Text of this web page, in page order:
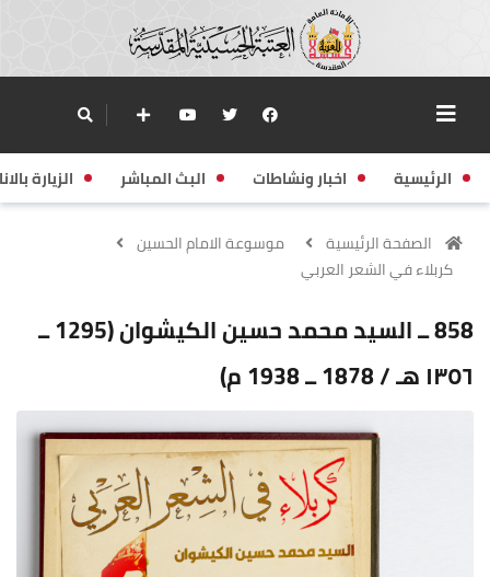
الرئيسية اخبار ونشاطات البث المباشر الزيارة
الصفحة الرئيسية
موسوعة الامام الحسين
كربلاء في الشعر العربي
858 ــ السيد محمد حسين الكيشوان (1295 ــ
١٣٥٦ هـ / 1878 ــ 1938 م)